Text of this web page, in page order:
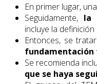
En primer lugar, una
Seguidamente, la
incluye la
Entonces, se
fundamentación
Se recomienda
que se haya